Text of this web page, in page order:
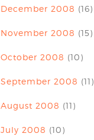
December 2008 (16)
November 2008 (15)
October 2008 (10)
September 2008 (11)
August 2008 (11)
July 2008 (10)